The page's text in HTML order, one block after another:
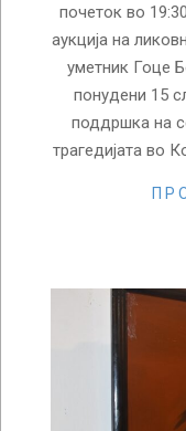
почеток во
аукција на
уметник Гоце
понудени 15
поддршка на
трагедијата во